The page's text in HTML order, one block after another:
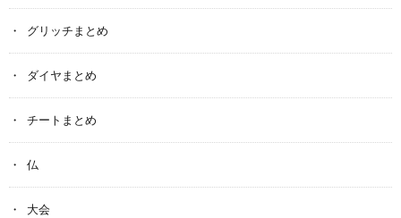
グリッチまとめ
ダイヤまとめ
チートまとめ
仏
大会